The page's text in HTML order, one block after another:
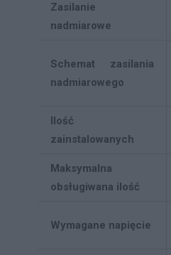
Zasilanie
nadmiarowe
Schemat zasilania
nadmiarowego
Ilość
zainstalowanych
Maksymalna
obsługiwana ilość
Wymagane napięcie